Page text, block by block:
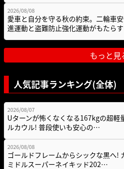
2026/08/08
愛車と自分を守る秋の約束。二輪車
進運動と盗難防止強化運動がもたら
もっと見
人気記事ランキング(全体)
2026/08/07
Uターンが怖くなくなる167kgの超軽
ルカウル! 普段使いも安心の…
2026/08/08
ゴールドフレームからシックな黒へ!
ミドルスーパーネイキッド202…